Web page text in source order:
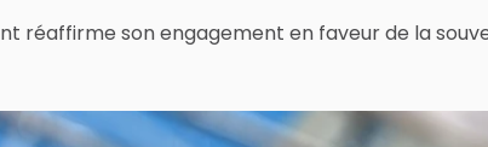
réaffirme son engagement en faveur de la